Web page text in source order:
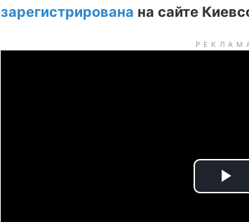
зарегистрирована на сайте
P